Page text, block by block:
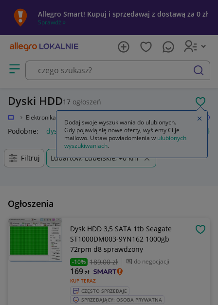
Allegro Smart! Kupuj i sprzedawaj z dostawą za 0 zł
Sprawdź »
Otwórz menu z kategoriami
szukaj
Dyski HDD17 ogłoszeń
Elektronika Dyski HDD
Podobne: dysk hdd dysk hdd 1tb dysk hdd 2tb dysk hdd
Filtruj Lubartów, Lubelskie, +0 km
Ogłoszenia
Dysk HDD 3,5 SATA 1tb Seagate
ST1000DM003-9YN162 1000gb
72rpm d8 sprawdzony
-10% 189,00 zł do negocjacji
KUP TERAZ
169zł
CZĘSTO SPRZEDAJE
SPRZEDAJĄCY: OSOBA PRYWATNA
Dodaj swoje wyszukiwania do ulubionych.
Gdy pojawią się nowe oferty, wyślemy Ci je
mailowo. Ustaw powiadomienia w ulubionych
wyszukiwaniach.